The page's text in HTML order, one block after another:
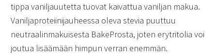
tippa vaniljauutetta tuovat kaivattua vaniljan makua.
Vaniljaproteiinijauheessa oleva stevia puuttuu
neutraalinmakuisesta BakeProsta, joten erytritolia voi
joutua lisäämään himpun verran enemmän.